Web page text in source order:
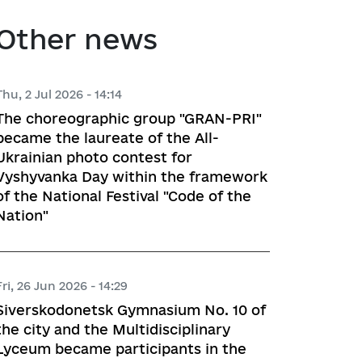
acts
for Studying and Providing
of the Draft Regulatory
of the Legislation
news
2 Jul 2026 - 14:14
choreographic group "GRAN-PRI"
the laureate of the All-
photo contest for
Day within the framework
the National Festival "Code of the
26 Jun 2026 - 14:29
Gymnasium No. 10 of
city and the Multidisciplinary
became participants in the